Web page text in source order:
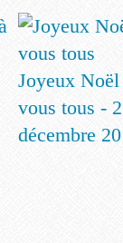
Joyeux Noël
vous tous -
décembre